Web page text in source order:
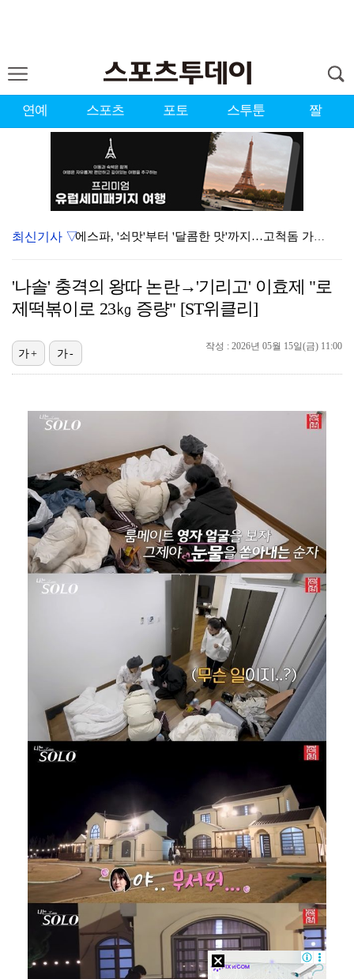
연예 스포츠 포토 스투툰 짤
에스파, '쇠맛'부터 '달콤한 맛'까지…고척돔 가득 채…
'리그 2연패 정조준' 아스널, 뉴캐슬서 기마랑이스 영…
에스파, 고척돔 입성…공연 시작 40분 만에 첫 인사 …
"언론사 대표·국회의원도"…최연청, 판사 남편까지 화려…
최신기사 ▽
'나솔' 충격의 왕따 논란→'기리고' 이효제 "로
제떡볶이로 23㎏ 증량" [ST위클리]
작성 : 2026년 05월 15일(금) 11:00
가+ 가-